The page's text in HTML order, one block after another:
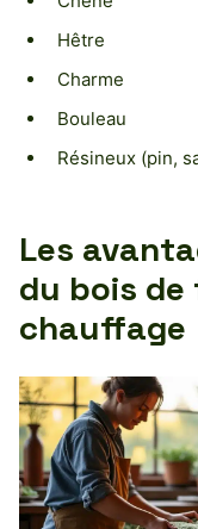
Hêtre
Charme
Bouleau
Résineux (pin,
Les
du bois
chauffage